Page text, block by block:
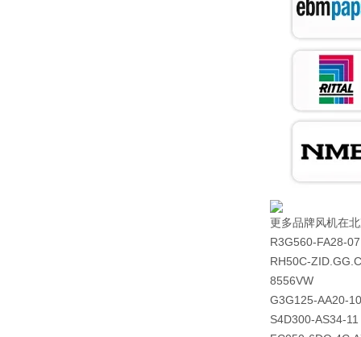
更多品牌风机在
R3G560-FA28-07
RH50C-
8556VW
G3G125-AA20-10
S4D300-AS34-11